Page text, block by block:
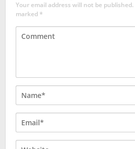
Your email address will not be published.
marked*